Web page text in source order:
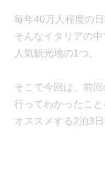
毎年40万人程度の
そんなイタリアの
人気観光地の1つ。
そこで今回は、前
行ってわかったこ
オススメする2泊3